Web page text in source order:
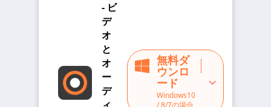
- ビ
デ
オ
と
オ
ー
デ
無料ダ
ウンロ
ード
Windows10
/ 8/7の場合